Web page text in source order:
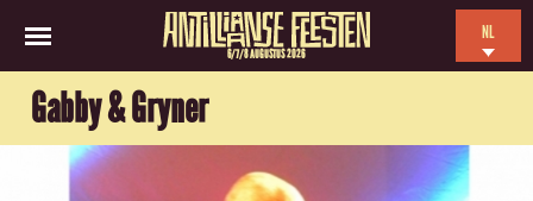
6/7/8 AUGUSTUS 2026
NL
Gabby & Gryner